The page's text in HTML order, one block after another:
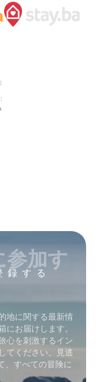
録する
加す
地に関する最新情
お届けします。
心を刺激するイン
てください。見逃
、すべての冒険に